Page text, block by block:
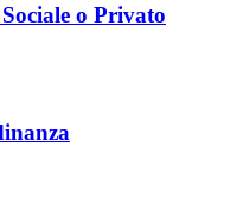
o Privato